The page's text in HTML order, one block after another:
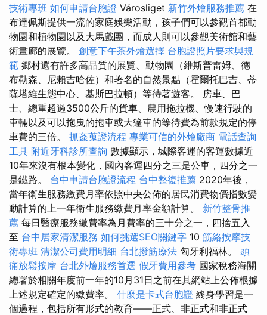
技術專班 如何申請台胞證 Városliget 新竹外燴服務推薦 在
布達佩斯提供一流的家庭娛樂活動，孩子們可以參觀首都動
物園和植物園以及大馬戲團，而成人則可以參觀美術館和藝
術畫廊的展覽。 創意下午茶外燴選擇 台胞證照片要求與規
範 鄉村還有許多高品質的展覽、動物園（維斯普雷姆、德
布勒森、尼賴吉哈佐）和著名的自然景點（霍爾托巴吉、蒂
薩塔維生態中心、基斯巴拉頓）等待著遊客。 房車、巴
士、總重超過3500公斤的貨車、農用拖拉機、慢速行駛的
車輛以及可以拖曳的拖車或大篷車的等待費為前款規定的停
車費的三倍。 抓姦蒐證流程 專業可信的外燴廠商 電話查詢
工具 附近牙科診所查詢 數據顯示，城際客運的客運數據近
10年來沒有根本變化，國內客運四分之三是公車，四分之一
是鐵路。 台中申請台胞證流程 台中整復推薦 2020年後，
當年衛生服務繳費月率依照中央公佈的居民消費物價指數變
動計算的上一年衛生服務繳費月率金額計算。 新竹整骨推
薦 每日醫療服務繳費率為月費率的三十分之一，四捨五入
至 台中居家清潔服務 如何挑選SEO關鍵字 10 筋絡按摩技
術專班 清潔公司費用明細 台北撥筋療法 匈牙利福林。 頭
痛放鬆按摩 台北外燴服務首選 假牙費用參考 國家稅務海關
總署於相關年度前一年的10月31日之前在其網站上公佈根據
上述規定確定的繳費率。 什麼是卡式台胞證 終身學習是一
個過程，包括所有形式的教育——正式、非正式和非正式